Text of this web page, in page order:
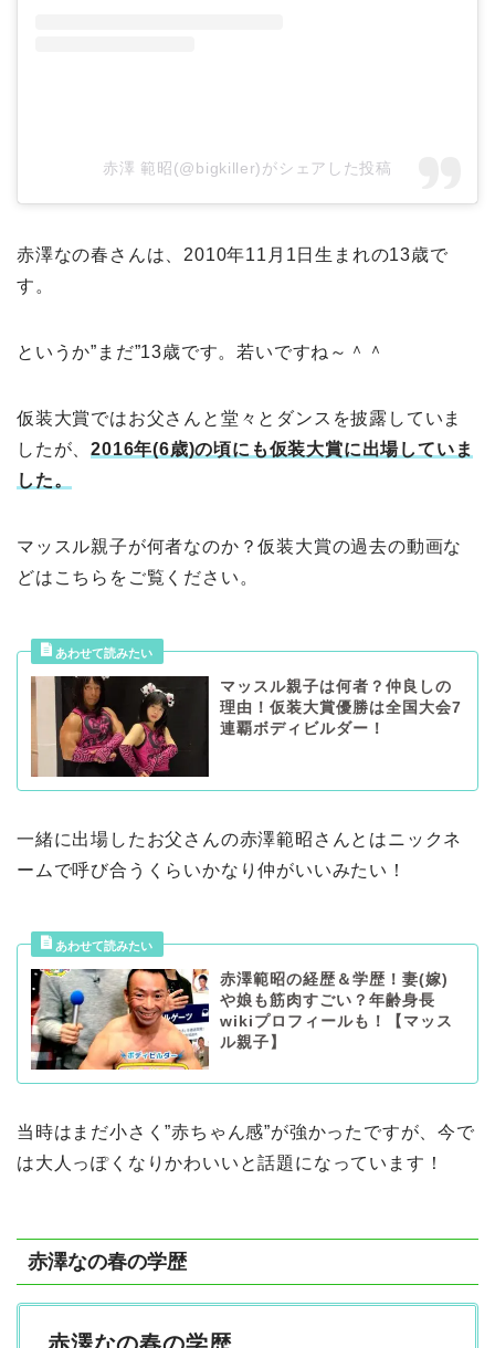
赤澤 範昭(@bigkiller)がシェアした投稿
赤澤なの春さんは、2010年11月1日生まれの13歳で
す。
というか”まだ”13歳です。若いですね～＾＾
仮装大賞ではお父さんと堂々とダンスを披露していま
したが、2016年(6歳)の頃にも仮装大賞に出場していま
した。
マッスル親子が何者なのか？仮装大賞の過去の動画な
どはこちらをご覧ください。
マッスル親子は何者？仲良しの
理由！仮装大賞優勝は全国大会7
連覇ボディビルダー！
一緒に出場したお父さんの赤澤範昭さんとはニックネ
ームで呼び合うくらいかなり仲がいいみたい！
赤澤範昭の経歴＆学歴！妻(嫁)
や娘も筋肉すごい？年齢身長
wikiプロフィールも！【マッス
ル親子】
当時はまだ小さく”赤ちゃん感”が強かったですが、今で
は大人っぽくなりかわいいと話題になっています！
赤澤なの春の学歴